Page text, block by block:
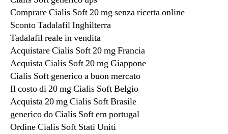
Comprare Cialis Soft 20 mg senza ricetta online
Sconto Tadalafil Inghilterra
Tadalafil reale in vendita
Acquistare Cialis Soft 20 mg Francia
Acquista Cialis Soft 20 mg Giappone
Cialis Soft generico a buon mercato
Il costo di 20 mg Cialis Soft Belgio
Acquista 20 mg Cialis Soft Brasile
generico do Cialis Soft em portugal
Ordine Cialis Soft Stati Uniti